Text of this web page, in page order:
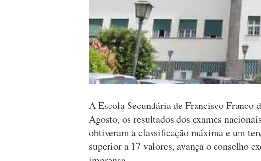
A Escola Secundária de Francisco Franco
Agosto, os resultados dos exames
obtiveram a classificação máxima e um
superior a 17 valores, avança o conselho